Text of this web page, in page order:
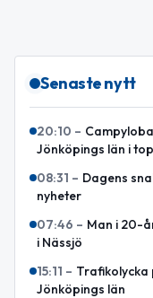
Senaste nytt
20:10 –
Jönköpings län i
08:31 – Dagens
nyheter
07:46 – Man i 20-
i Nässjö
15:11 – Trafikolycka
Jönköpings län